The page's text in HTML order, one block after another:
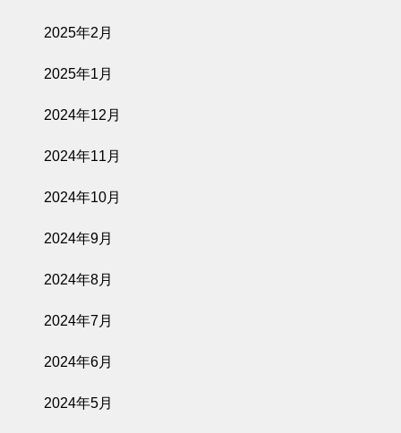
2025年2月
2025年1月
2024年12月
2024年11月
2024年10月
2024年9月
2024年8月
2024年7月
2024年6月
2024年5月